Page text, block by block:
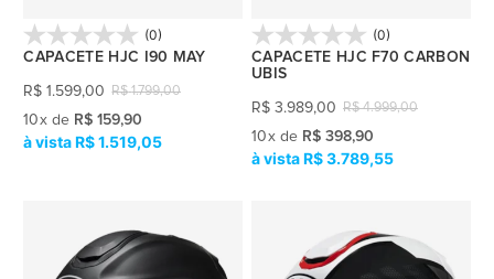
(0)
CAPACETE HJC I90 MAY
R$ 1.799,00
R$ 1.599,00
10x de R$ 159,90
R$ 1.519,05
(0)
CAPACETE HJC F70 CARBON
UBIS
R$ 4.999,00
R$ 3.989,00
10x de R$ 398,90
R$ 3.789,55